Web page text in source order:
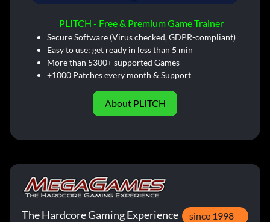
PLITCH - Free & Premium Game Trainer
Secure Software (Virus checked, GDPR-compliant)
Easy to use: get ready in less than 5 min
More than 5300+ supported Games
+1000 Patches every month & Support
About PLITCH
The Hardcore Gaming Experience since 1998